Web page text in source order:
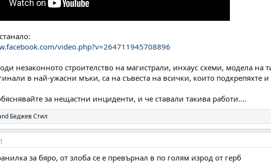
video.php?v=264711945708896
незаконното строителство на магистрали, инхаус схеми, модела на
в най-ужасни мъки, са на съвеста на всички, които подкрепяхте
за нещастни инциденти, и че ставали такива работи....
Беджев Стил
за бяро, от злоба се е превърнал в по голям изрод от герб